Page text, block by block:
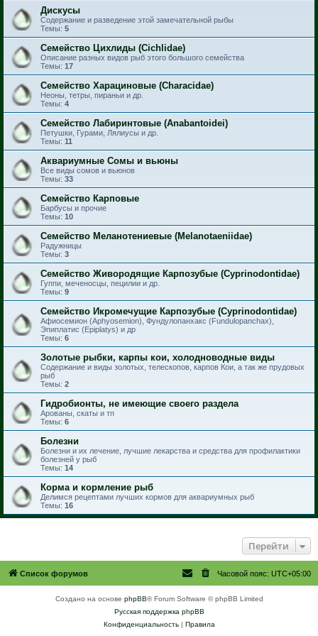
Дискусы
Содержание и разведение этой замечательной рыбы
Темы: 5
Семейство Цихлиды (Cichlidae)
Описание разных видов рыб этого большого семейства
Темы: 17
Семейство Харациновые (Characidae)
Неоны, тетры, пираньи и др.
Темы: 4
Семейство Лабиринтовые (Anabantoidei)
Петушки, Гурами, Лялиусы и др.
Темы: 11
Аквариумные Сомы и вьюны
Все виды сомов и вьюнов
Темы: 33
Семейство Карповые
Барбусы и прочие
Темы: 10
Семейство Меланотениевые (Melanotaeniidae)
Радужницы
Темы: 3
Семейство Живородящие Карпозубые (Cyprinodontidae)
Гуппи, меченосцы, пецилии и др.
Темы: 9
Семейство Икромечущие Карпозубые (Cyprinodontidae)
Афиосемион (Aphyosemion), Фундулопанхакс (Fundulopanchax),
Эпиплатис (Epiplatys) и др
Темы: 6
Золотые рыбки, карпы кои, холодноводные виды
Содержание и виды золотых, телескопов, карпов Кои, а так же прудовых
рыб
Темы: 2
Гидробионты, не имеющие своего раздела
Арованы, скаты и тп
Темы: 6
Болезни
Болезни и их лечение, лучшие лекарства и средства для профилактики
болезней у рыб
Темы: 14
Корма и кормление рыб
Делимся рецептами лучших кормов для аквариумных рыб
Темы: 16
Перейти
Список форумов Часовой пояс: UTC+05:00
Создано на основе phpBB® Forum Software © phpBB Limited
Русская поддержка phpBB
Конфиденциальность| Правила